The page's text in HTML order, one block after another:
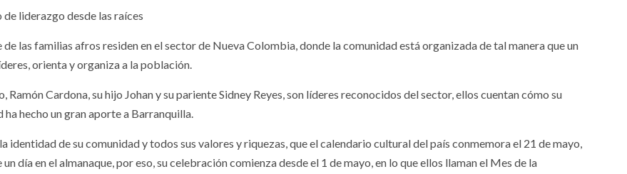
liderazgo desde las raíces
de las familias afros residen en el sector de Nueva Colombia, donde la comunidad está organizada de tal manera que un
orienta y organiza a la población.
Ramón Cardona, su hijo Johan y su pariente Sidney Reyes, son líderes reconocidos del sector, ellos cuentan cómo su
ha hecho un gran aporte a Barranquilla.
identidad de su comunidad y todos sus valores y riquezas, que el calendario cultural del país conmemora el 21 de mayo,
un día en el almanaque, por eso, su celebración comienza desde el 1 de mayo, en lo que ellos llaman el Mes de la